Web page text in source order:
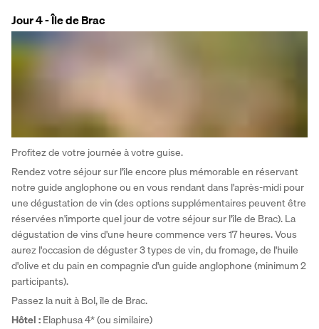
Jour 4 - Île de Brac
Profitez de votre journée à votre guise.
Rendez votre séjour sur l'île encore plus mémorable en réservant
notre guide anglophone ou en vous rendant dans l'après-midi pour
une dégustation de vin (des options supplémentaires peuvent être
réservées n'importe quel jour de votre séjour sur l'île de Brac). La
dégustation de vins d'une heure commence vers 17 heures. Vous
aurez l'occasion de déguster 3 types de vin, du fromage, de l'huile
d'olive et du pain en compagnie d'un guide anglophone (minimum 2
participants).
Passez la nuit à Bol, île de Brac.
Hôtel: Elaphusa 4* (ou similaire)